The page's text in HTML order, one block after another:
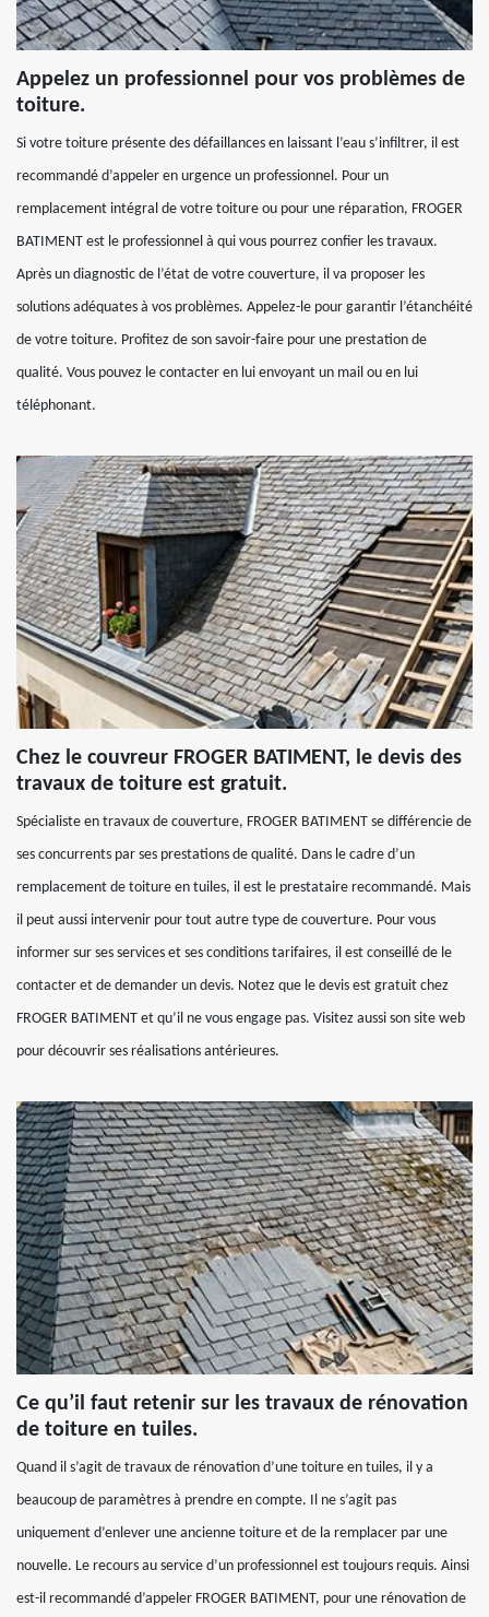
Appelez un professionnel pour vos problèmes de
toiture.
Si votre toiture présente des défaillances en laissant l’eau s’infiltrer, il est
recommandé d’appeler en urgence un professionnel. Pour un
remplacement intégral de votre toiture ou pour une réparation, FROGER
BATIMENT est le professionnel à qui vous pourrez confier les travaux.
Après un diagnostic de l’état de votre couverture, il va proposer les
solutions adéquates à vos problèmes. Appelez-le pour garantir l’étanchéité
de votre toiture. Profitez de son savoir-faire pour une prestation de
qualité. Vous pouvez le contacter en lui envoyant un mail ou en lui
téléphonant.
Chez le couvreur FROGER BATIMENT, le devis des
travaux de toiture est gratuit.
Spécialiste en travaux de couverture, FROGER BATIMENT se différencie de
ses concurrents par ses prestations de qualité. Dans le cadre d’un
remplacement de toiture en tuiles, il est le prestataire recommandé. Mais
il peut aussi intervenir pour tout autre type de couverture. Pour vous
informer sur ses services et ses conditions tarifaires, il est conseillé de le
contacter et de demander un devis. Notez que le devis est gratuit chez
FROGER BATIMENT et qu’il ne vous engage pas. Visitez aussi son site web
pour découvrir ses réalisations antérieures.
Ce qu’il faut retenir sur les travaux de rénovation
de toiture en tuiles.
Quand il s’agit de travaux de rénovation d’une toiture en tuiles, il y a
beaucoup de paramètres à prendre en compte. Il ne s’agit pas
uniquement d’enlever une ancienne toiture et de la remplacer par une
nouvelle. Le recours au service d’un professionnel est toujours requis. Ainsi
est-il recommandé d’appeler FROGER BATIMENT, pour une rénovation de